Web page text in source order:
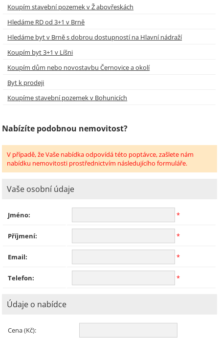
Koupím stavební pozemek v Ž abovřeskách
Hledáme RD od 3+1 v Brně
Hledáme byt v Brně s dobrou dostupností na Hlavní nádraží
Koupím byt 3+1 v Líšni
Koupím dům nebo novostavbu Černovice a okolí
Byt k prodeji
Koupíme stavební pozemek v Bohunicích
Nabízíte podobnou nemovitost?
V případě, že Vaše nabídka odpovídá této poptávce, zašlete nám
nabídku nemovitosti prostřednictvím následujícího formuláře.
Vaše osobní údaje
Jméno: *
Příjmení: *
Email: *
Telefon: *
Údaje o nabídce
Cena (Kč):